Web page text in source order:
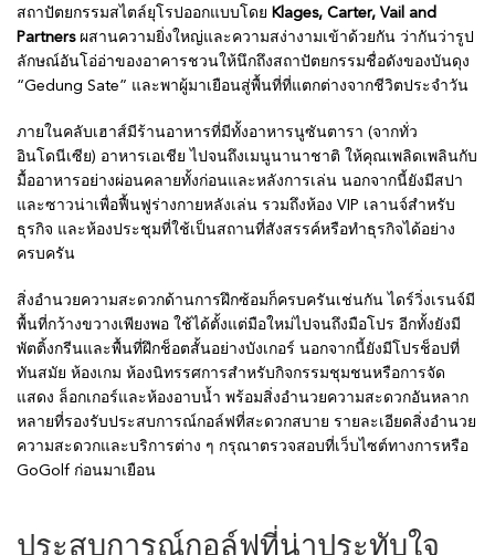
สถาปัตยกรรมสไตล์ยุโรปออกแบบโดย Klages, Carter, Vail and
Partnersผสานความยิ่งใหญ่และความสง่างามเข้าด้วยกัน ว่ากันว่ารูป
ลักษณ์อันโอ่อ่าของอาคารชวนให้นึกถึงสถาปัตยกรรมชื่อดังของบันดุง
“Gedung Sate” และพาผู้มาเยือนสู่พื้นที่ที่แตกต่างจากชีวิตประจำวัน
ภายในคลับเฮาส์มีร้านอาหารที่มีทั้งอาหารนูซันตารา (จากทั่ว
อินโดนีเซีย) อาหารเอเชีย ไปจนถึงเมนูนานาชาติ ให้คุณเพลิดเพลินกับ
มื้ออาหารอย่างผ่อนคลายทั้งก่อนและหลังการเล่น นอกจากนี้ยังมีสปา
และซาวน่าเพื่อฟื้นฟูร่างกายหลังเล่น รวมถึงห้อง VIP เลานจ์สำหรับ
ธุรกิจ และห้องประชุมที่ใช้เป็นสถานที่สังสรรค์หรือทำธุรกิจได้อย่าง
ครบครัน
สิ่งอำนวยความสะดวกด้านการฝึกซ้อมก็ครบครันเช่นกัน ไดร์วิ่งเรนจ์มี
พื้นที่กว้างขวางเพียงพอ ใช้ได้ตั้งแต่มือใหม่ไปจนถึงมือโปร อีกทั้งยังมี
พัตติ้งกรีนและพื้นที่ฝึกช็อตสั้นอย่างบังเกอร์ นอกจากนี้ยังมีโปรช็อปที่
ทันสมัย ห้องเกม ห้องนิทรรศการสำหรับกิจกรรมชุมชนหรือการจัด
แสดง ล็อกเกอร์และห้องอาบน้ำ พร้อมสิ่งอำนวยความสะดวกอันหลาก
หลายที่รองรับประสบการณ์กอล์ฟที่สะดวกสบาย รายละเอียดสิ่งอำนวย
ความสะดวกและบริการต่าง ๆ กรุณาตรวจสอบที่เว็บไซต์ทางการหรือ
GoGolf ก่อนมาเยือน